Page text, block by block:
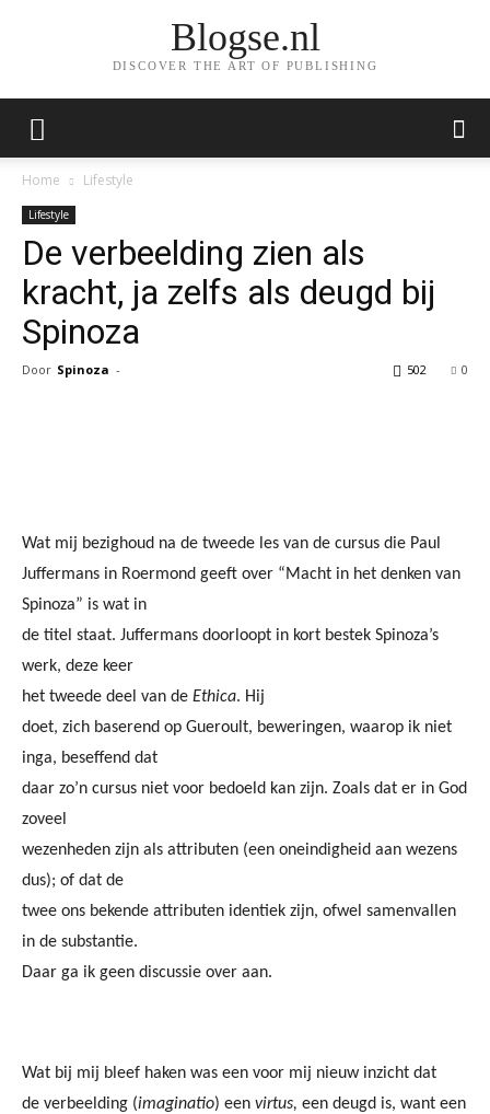
Blogse.nl
DISCOVER THE ART OF PUBLISHING
Home Lifestyle
Lifestyle
De verbeelding zien als
kracht, ja zelfs als deugd bij
Spinoza
Door Spinoza - 0
502
Wat mij bezighoud na de tweede les van de cursus die Paul
Juffermans in Roermond geeft over “Macht in het denken van
Spinoza” is wat in
de titel staat. Juffermans doorloopt in kort bestek Spinoza’s
werk, deze keer
het tweede deel van de Ethica. Hij
doet, zich baserend op Gueroult, beweringen, waarop ik niet
inga, beseffend dat
daar zo’n cursus niet voor bedoeld kan zijn. Zoals dat er in God
zoveel
wezenheden zijn als attributen (een oneindigheid aan wezens
dus); of dat de
twee ons bekende attributen identiek zijn, ofwel samenvallen
in de substantie.
Daar ga ik geen discussie over aan.
Wat bij mij bleef haken was een voor mij nieuw inzicht dat
de verbeelding (imaginatio) een virtus, een deugd is, want een